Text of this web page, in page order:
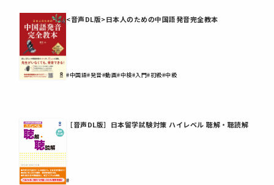
<音声DL版>日本人のための中国語発音完全教本
#中国語#発音#動画#中検#入門#初級#中級
［音声DL版］日本留学試験対策 ハイレベル 聴解・聴読解
#